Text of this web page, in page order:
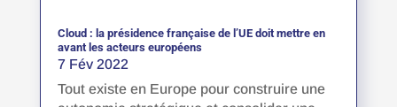
Cloud : la présidence française de l’UE doit mettre en
avant les acteurs européens
7 Fév 2022
Tout existe en Europe pour construire une